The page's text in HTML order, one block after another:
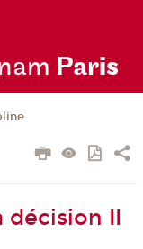
Paris
décision II